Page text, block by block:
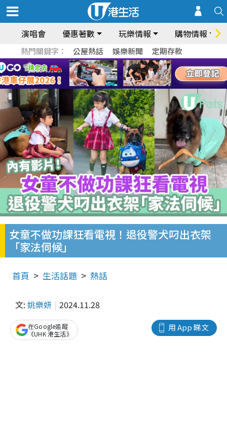
演唱會 優惠著數 玩樂情報 購物情報
熱門關鍵字： 公屋熱話 娛樂新聞 定期存款
女童不做功課狂看電視！退役警犬叼出衣架
「家法伺候」
首頁 生活話題 熱話
文: 姚樂妍 2024.11.28
用 App 睇文
在Google追蹤
《UHK 港生活》